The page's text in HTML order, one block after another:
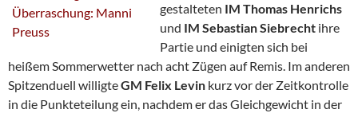
gestalteten IM Thomas Henrichs
und IM SebastianSiebrecht ihre
Partie und einigten sich bei
heißem Sommerwetter nach acht Zügen auf Remis. Im anderen
Spitzenduell willigteGM Felix Levin kurz vor der Zeitkontrolle
in die Punkteteilung ein, nachdem er das Gleichgewicht in der